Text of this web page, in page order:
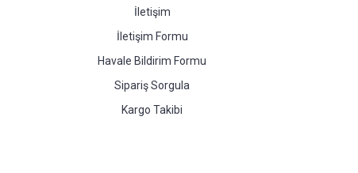
İletişim
İletişim Formu
Havale Bildirim Formu
Sipariş Sorgula
Kargo Takibi